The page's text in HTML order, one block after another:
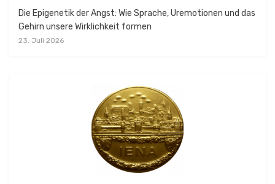
Die Epigenetik der Angst: Wie Sprache, Uremotionen und das
Gehirn unsere Wirklichkeit formen
23. Juli 2026